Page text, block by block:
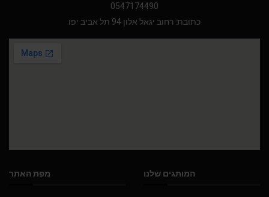
0547174490
כתובת: רחוב יגאל אלון 94 תל אביב יפו
המותגים שלנו מפת האתר